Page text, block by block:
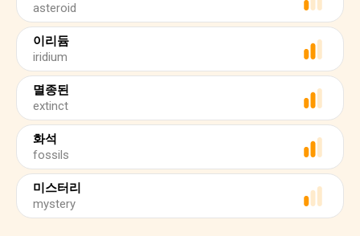
asteroid
이리듐
iridium
멸종된
extinct
화석
fossils
미스터리
mystery